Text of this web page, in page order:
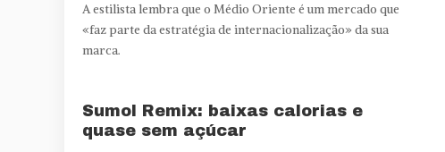
A estilista lembra que o Médio Oriente é um mercado que
«faz parte da estratégia de internacionalização» da sua
marca.
Sumol Remix: baixas calorias e
quase sem açúcar